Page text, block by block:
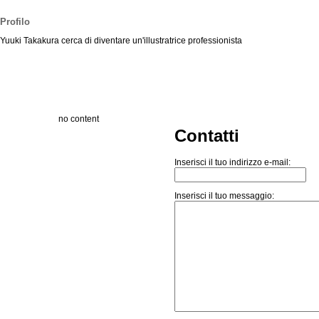
Profilo
Yuuki Takakura cerca di diventare un'illustratrice professionista
no content
Contatti
Inserisci il tuo indirizzo e-mail:
Inserisci il tuo messaggio: